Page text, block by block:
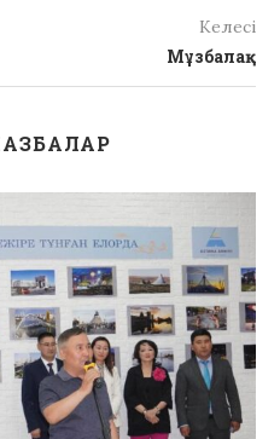
Келесі
Мұзбалақ